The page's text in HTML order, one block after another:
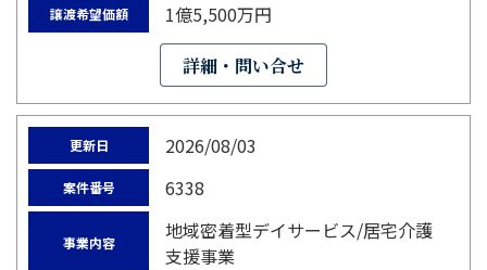
譲渡希望価額 1億5,500万円
詳細・問い合せ
更新日 2026/08/03
案件番号 6338
事業内容
地域密着型デイサービス/居宅介護
支援事業